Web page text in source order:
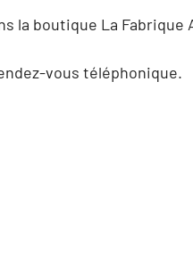
la boutique La Fabrique
vous téléphonique.